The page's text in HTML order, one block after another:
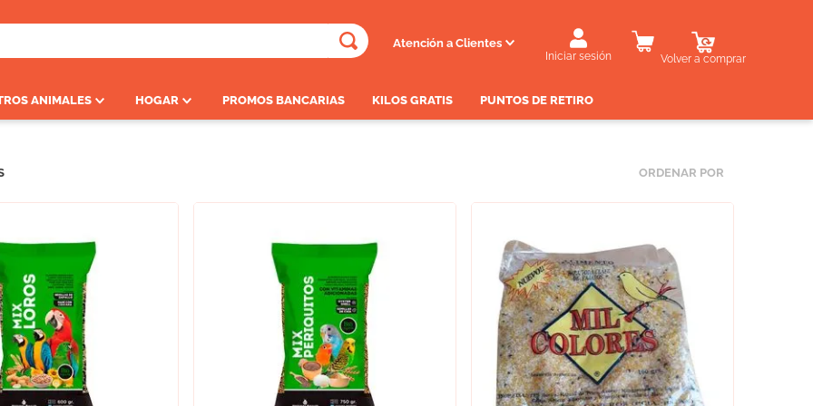
Atención a Clientes
Iniciar sesión Volver a comprar
ANIMALES HOGAR PROMOS BANCARIAS KILOS GRATIS PUNTOS DE RETIRO
ORDENAR POR